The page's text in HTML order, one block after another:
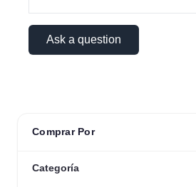
Comprar Por
Categoría
Ask a question